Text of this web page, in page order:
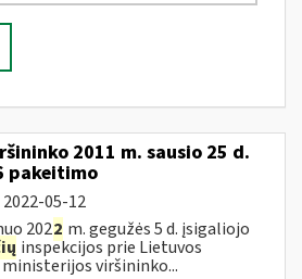
2011 m. sausio 25 d.
pakeitimo
2022-05-12
2022 m. gegužės 5 d. įsigaliojo
inspekcijos prie Lietuvos
viršininko...